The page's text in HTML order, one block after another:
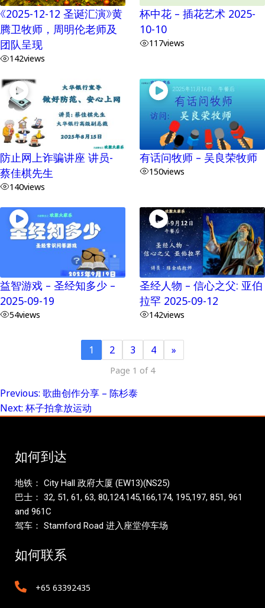
《2025-12-12 圣诞汇演》黄
腾卫牧师，周明伦老师及
团队呈现
142views
杯中花 – 插花艺术 2025-
10-10
117views
防止网上诈骗讲座 讲员-
蔡佳棋先生
140views
有话问牧师 – 吴良荣牧师
150views
益智游戏 – 圣经知多少 –
2025-09-19
54views
圣经人物 – 信心之父: 亚伯
拉罕 2025-09-12
142views
1 2 3 4 »
Page 1 of 4
Post
Previous: 歌曲创作分享 – 陈杉泰
Next: 杯子拍拿放运动
如何到达
地铁： City Hall 政府大厦 (EW13)(NS25)
巴士： 32, 51, 61, 63, 80,124,145,166,174, 195,197, 851, 961
and 961C
驾车： Stamford Road 进入座堂停车场
如何联系
+65 63392435